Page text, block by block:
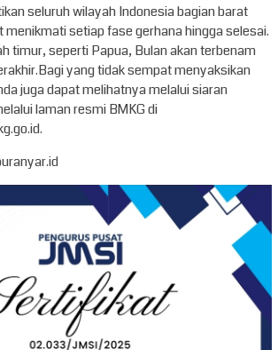
seluruh wilayah Indonesia bagian barat
menikmati setiap fase gerhana hingga selesai.
timur, seperti Papua, Bulan akan terbenam
yang tidak sempat menyaksikan
juga dapat melihatnya melalui siaran
laman resmi BMKG di